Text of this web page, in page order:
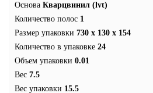
Основа Кварцвинил (lvt)
Количество полос 1
Размер упаковки 730 х 130 х 154
Количество в упаковке 24
Объем упаковки 0.01
Вес 7.5
Вес упаковки 15.5